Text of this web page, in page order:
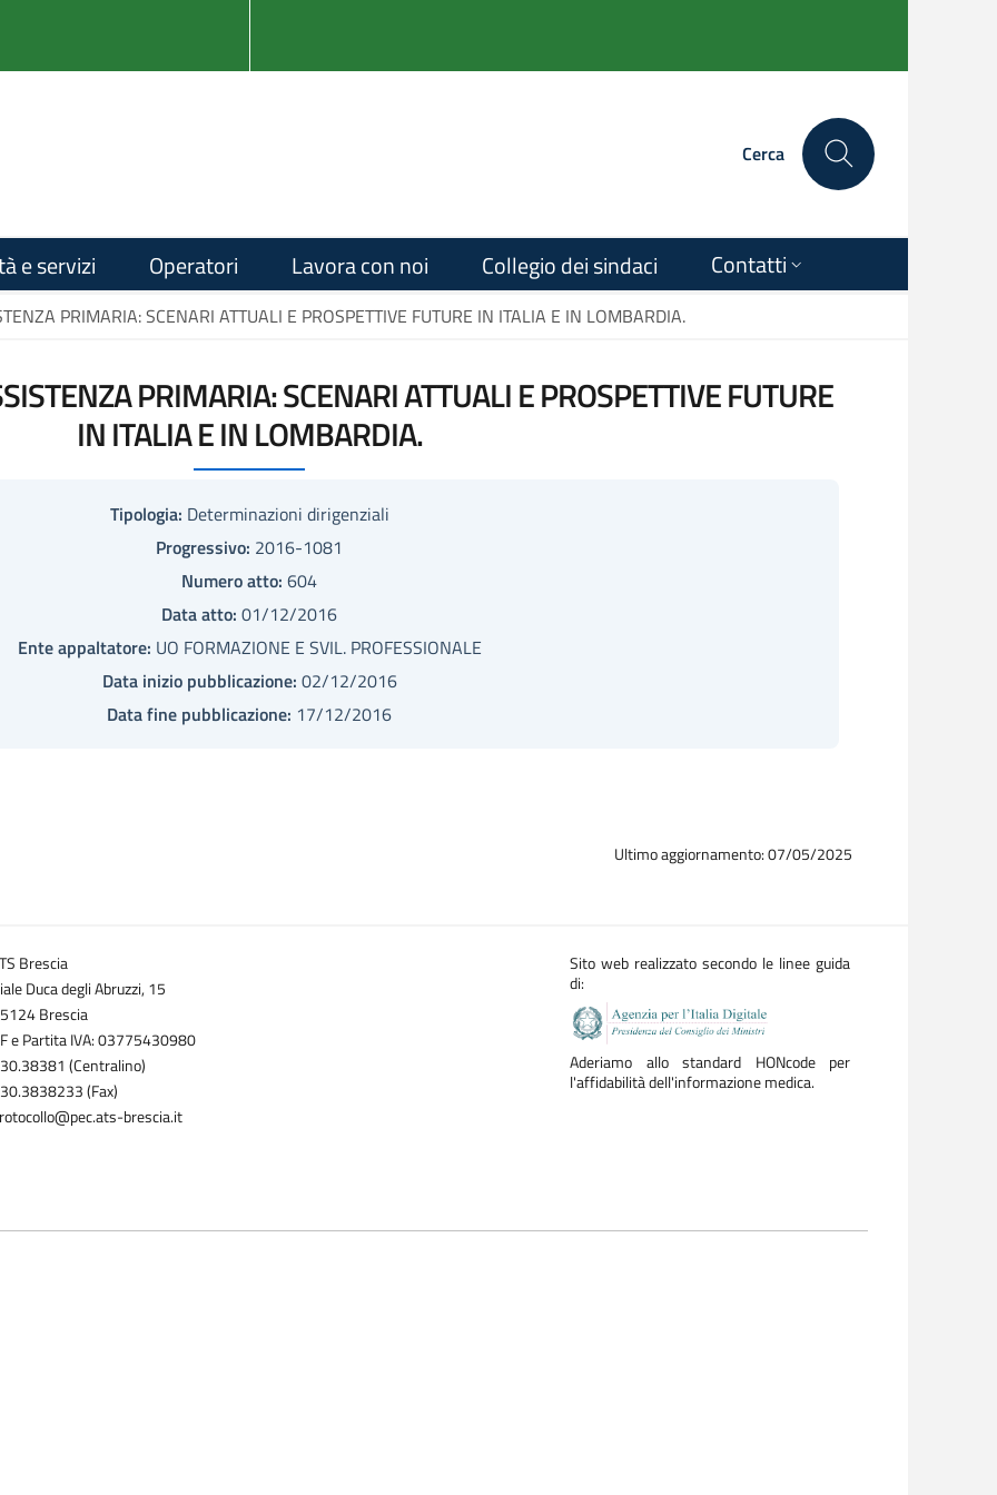
Cerca
e servizi Operatori Lavora con noi Collegio dei sindaci Contatti
PRIMARIA: SCENARI ATTUALI E PROSPETTIVE FUTURE IN ITALIA E IN LOMBARDIA.
PRIMARIA: SCENARI ATTUALI E PROSPETTIVE FUTURE
IN ITALIA E IN LOMBARDIA.
Tipologia: Determinazioni dirigenziali
Progressivo: 2016-1081
Numero atto: 604
Data atto: 01/12/2016
Ente appaltatore: UO FORMAZIONE E SVIL. PROFESSIONALE
Data inizio pubblicazione: 02/12/2016
Data fine pubblicazione: 17/12/2016
Ultimo aggiornamento: 07/05/2025
Brescia
Duca degli Abruzzi, 15
Brescia
e Partita IVA: 03775430980
(Centralino)
(Fax)
brescia.it
Sito web realizzato secondo le linee guida
di:
Aderiamo allo standard HONcode per
l'affidabilità dell'informazione medica.